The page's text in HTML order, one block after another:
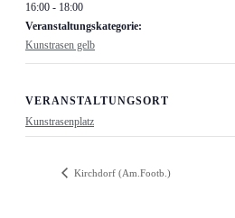
16:00 - 18:00
Veranstaltungskategorie:
Kunstrasen gelb
VERANSTALTUNGSORT
Kunstrasenplatz
Kirchdorf (Am.Footb.)